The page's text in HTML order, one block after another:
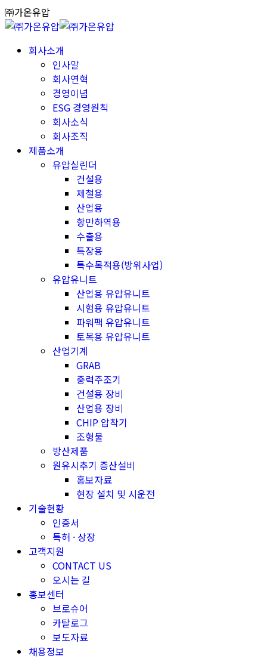
Skip
to
㈜가온유압
회사소개
인사말
회사연혁
경영이념
ESG 경영원칙
회사소식
회사조직
제품소개
유압실린더
건설용
제철용
산업용
항만하역용
수출용
특장용
특수목적용(방위사업)
유압유니트
산업용 유압유니트
시험용 유압유니트
파워팩 유압유니트
토목용 유압유니트
산업기계
GRAB
중력주조기
건설용 장비
산업용 장비
CHIP 압착기
조형물
방산제품
원유시추기 증산설비
홍보자료
현장 설치 및 시운전
기술현황
인증서
특허 · 상장
고객지원
CONTACT US
오시는 길
홍보센터
브로슈어
카탈로그
보도자료
채용정보